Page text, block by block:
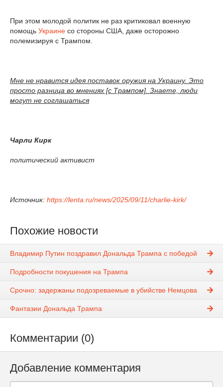
При этом молодой политик не раз критиковал военную
помощь Украине со стороны США, даже осторожно
полемизируя с Трампом.
Мне не нравится идея поставок оружия на Украину. Это
просто разница во мнениях [с Трампом]. Знаете, люди
могут не соглашаться
Чарли Кирк
политический активист
Источник: https://lenta.ru/news/2025/09/11/charlie-kirk/
Похожие новости
Владимир Путин поздравил Дональда Трампа с победой
Подробности покушения на Трампа
Срочно: задержаны подозреваемые в убийстве Немцова
Фантазии Дональда Трампа
Комментарии (0)
Добавление комментария